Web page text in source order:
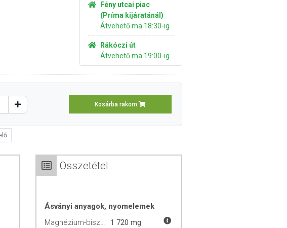
Fény utcai piac
(Príma kijáratánál)
Átvehető ma 18:30-ig
Rákóczi út
Átvehető ma 19:00-ig
Kosárba rakom
Összetétel
Ásványi anyagok, nyomelemek
Magnézium-biszglicinát
1 720 mg